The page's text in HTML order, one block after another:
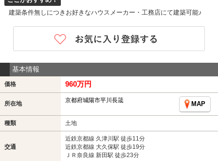
建築条件無しにつきお好きなハウスメーカー・工務店にて建築可能♪
基本情報
価格 960万円
所在地 京都府城陽市平川長筬
MAP
種類 土地
交通
近鉄京都線 久津川駅 徒歩11分
近鉄京都線 大久保駅 徒歩19分
ＪＲ奈良線 新田駅 徒歩23分